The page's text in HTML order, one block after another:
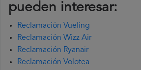
pueden interesar:
Reclamación Vueling
Reclamación Wizz Air
Reclamación Ryanair
Reclamación Volotea